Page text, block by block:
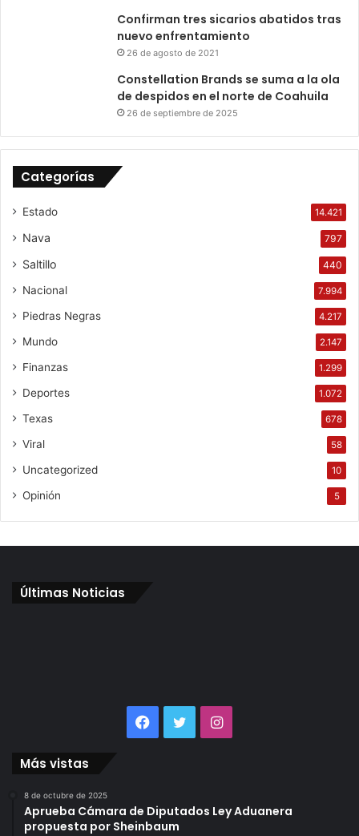
Confirman tres sicarios abatidos tras
nuevo enfrentamiento
26 de agosto de 2021
Constellation Brands se suma a la ola
de despidos en el norte de Coahuila
26 de septiembre de 2025
Categorías
Estado 14.421
Nava 797
Saltillo 440
Nacional 7.994
Piedras Negras 4.217
Mundo 2.147
Finanzas 1.299
Deportes 1.072
Texas 678
Viral 58
Uncategorized 10
Opinión 5
Últimas Noticias
Facebook
TwitterInstagram
Más vistas
8 de octubre de 2025
Aprueba Cámara de Diputados Ley Aduanera
propuesta por Sheinbaum